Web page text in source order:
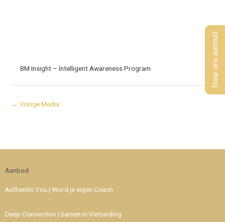
BM Insight – Intelligent Awareness Program
← Vorige Media
Aanbod
Authentic You | Word je eigen Coach
Deep Connection | Samen in Verbinding
Naar ons aanbod